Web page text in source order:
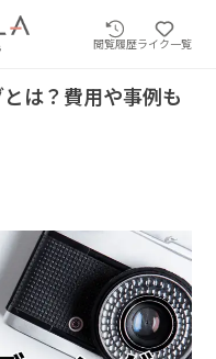
閲覧履歴ライク一覧
は？費用や事例も